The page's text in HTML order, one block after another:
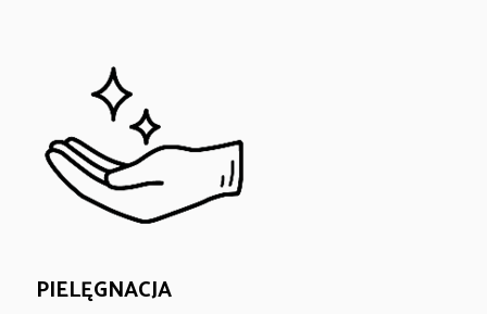
PIELĘGNACJA